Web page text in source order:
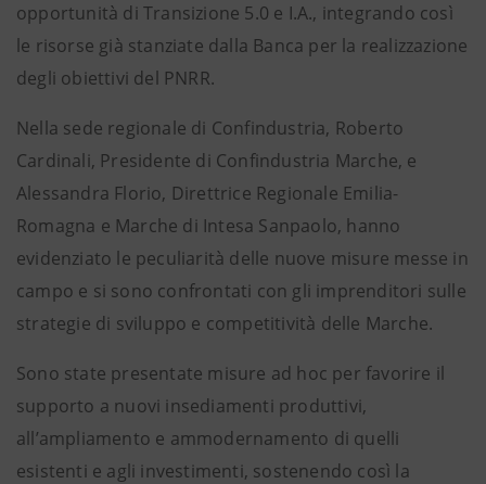
opportunità di Transizione 5.0 e I.A., integrando così
le risorse già stanziate dalla Banca per la realizzazione
degli obiettivi del PNRR.
Nella sede regionale di Confindustria, Roberto
Cardinali, Presidente di Confindustria Marche, e
Alessandra Florio, Direttrice Regionale Emilia-
Romagna e Marche di Intesa Sanpaolo, hanno
evidenziato le peculiarità delle nuove misure messe in
campo e si sono confrontati con gli imprenditori sulle
strategie di sviluppo e competitività delle Marche.
Sono state presentate misure ad hoc per favorire il
supporto a nuovi insediamenti produttivi,
all’ampliamento e ammodernamento di quelli
esistenti e agli investimenti, sostenendo così la